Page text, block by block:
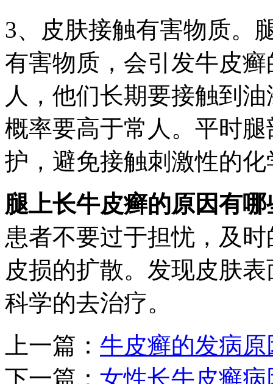
3、皮肤接触有害物质。
有害物质，会引发牛皮
人，他们长期要接触到
概率要高于常人。平时
护，避免接触刺激性的
腿上长牛皮癣的原因有哪
患者不要过于担忧，及
皮损的扩散。发现皮肤
科学的去治疗。
上一篇： 牛皮癣的发病原
下一篇： 女性长牛皮癣